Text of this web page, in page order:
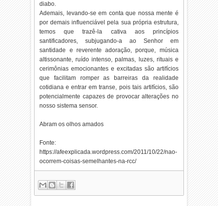
diabo.
Ademais, levando-se em conta que nossa mente é
por demais influenciável pela sua própria estrutura,
temos que trazê-la cativa aos princípios
santificadores, subjugando-a ao Senhor em
santidade e reverente adoração, porque, música
altissonante, ruído intenso, palmas, luzes, rituais e
cerimônias emocionantes e excitadas são artifícios
que facilitam romper as barreiras da realidade
cotidiana e entrar em transe, pois tais artifícios, são
potencialmente capazes de provocar alterações no
nosso sistema sensor.
Abram os olhos amados
Fonte:
https://afeexplicada.wordpress.com/2011/10/22/nao-
ocorrem-coisas-semelhantes-na-rcc/